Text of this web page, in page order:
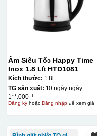
phai nhòa theo
gian.
Nhiều người thường
thuật in ấn giống
khác nhau hoàn toàn.
in. Khác với ép kim,
lên sản phẩm.
Vì
Ấm Siêu Tốc Happy Time
Inox 1.8 Lít HTD1081
Kích thước: 1.8l
TG sản xuất: 10 ngày ngày
1**.000 ₫
Đăng kýhoặc Đăng nhậpđể xem giá